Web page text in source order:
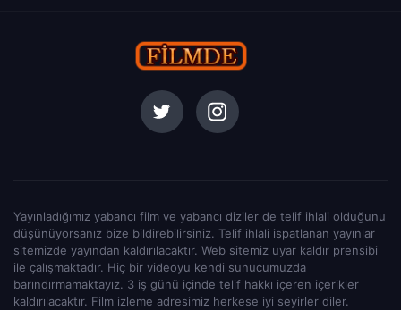
Yayınladığımız yabancı film ve yabancı diziler de telif ihlali olduğunu
düşünüyorsanız bize bildirebilirsiniz. Telif ihlali ispatlanan yayınlar
sitemizde yayından kaldırılacaktır. Web sitemiz uyar kaldır prensibi
ile çalışmaktadır. Hiç bir videoyu kendi sunucumuzda
barındırmamaktayız. 3 iş günü içinde telif hakkı içeren içerikler
kaldırılacaktır. Film izleme adresimiz herkese iyi seyirler diler.